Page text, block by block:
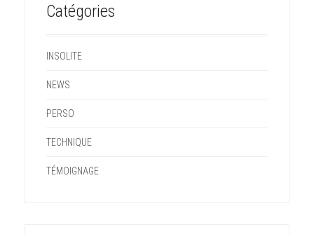
Catégories
INSOLITE
NEWS
PERSO
TECHNIQUE
TÉMOIGNAGE